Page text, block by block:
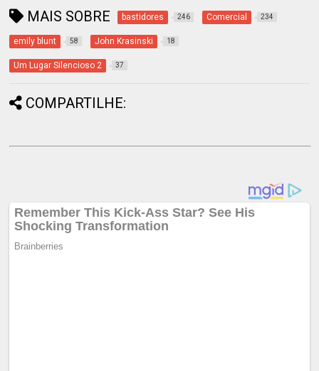
MAIS SOBRE bastidores 246 Comercial 234
emily blunt 58 John Krasinski 18
Um Lugar Silencioso 2 37
COMPARTILHE: